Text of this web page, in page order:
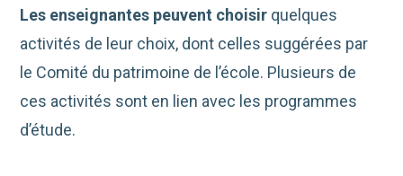
Les enseignantes peuvent choisir quelques
activités de leur choix, dont celles suggérées par
le Comité du patrimoine de l’école. Plusieurs de
ces activités sont en lien avec les programmes
d’étude.